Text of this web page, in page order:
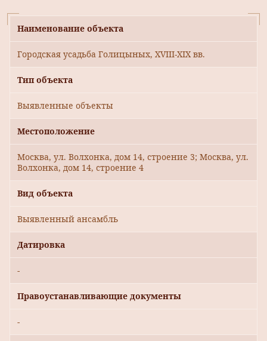
Наименование объекта
Городская усадьба Голицыных, XVIII-XIX вв.
Тип объекта
Выявленные объекты
Местоположение
Москва, ул. Волхонка, дом 14, строение 3; Москва, ул.
Волхонка, дом 14, строение 4
Вид объекта
Выявленный ансамбль
Датировка
-
Правоустанавливающие документы
-